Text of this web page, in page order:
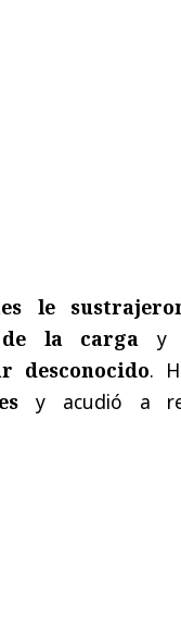
le
la carga y
desconocido.
y acudió a